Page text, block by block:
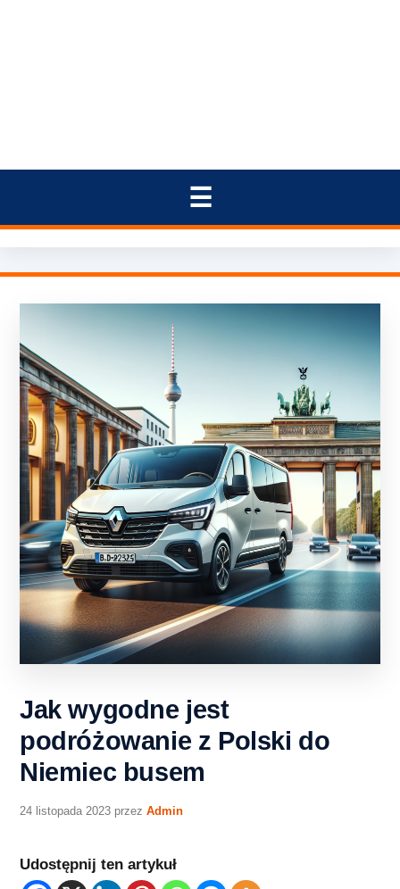
Jak wygodne jest
podróżowanie z Polski do
Niemiec busem
24 listopada 2023 przez Admin
Udostępnij ten artykuł